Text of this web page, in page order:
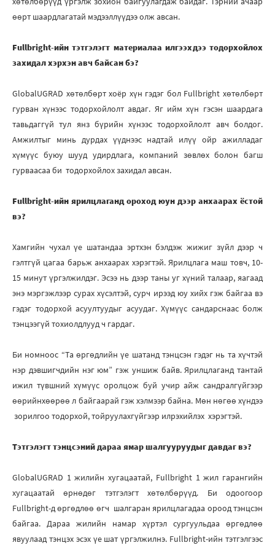
өөрт шаардлагатай мэдээллүүдээ олж авсан.
Fullbright-ийн тэтгэлэгт материалаа илгээхдээ тодорхойлох
захидал хэрхэн авч байсан бэ?
GlobalUGRAD хөтөлбөрт хоёр хүн гэдэг бол Fullbright хөтөлбөрт
гурван хүнээс тодорхойлолт авдаг. Яг ийм хүн гэсэн шаардага
тавьдаггүй тул янз бүрийн хүнээс тодорхойлолт авч болдог.
Амжилтыг минь дурдах үүднээс надтай илүү ойр ажилладаг
хүмүүс буюу шууд удирдлага, компаний зөвлөх болон багш
гурваасаа би тодорхойлох захидал авсан.
Fullbright-ийн ярилцлаганд ороход юун дээр анхаарах ёстой
вэ?
Хамгийн чухал үе шатандаа эртхэн бэлдэж жижиг зүйл дээр ч
гэлтгүй цагаа барьж анхаарах хэрэгтэй. Ярилцлага маш товч, 10-
15 минут үргэлжилдэг. Эсээ нь дээр таны уг хүний талаар, яагаад
энэ мэргэжлээр сурах хүсэлтэй, сурч ирээд юу хийх гэж байгаа вэ
гэдэг тодорхой асуултуудыг асуудаг. Хүмүүс сандарснаас болж
тэнцээгүй тохиолдлууд ч гардаг.
Би номноос “Та өргөдлийн үе шатанд тэнцсэн гэдэг нь та хүчтэй
нэр дэвшигчдийн нэг юм” гэж уншиж байв. Ярилцлаганд тантай
ижил түвшний хүмүүс оролцож буй учир айж сандралгүйгээр
өөрийнхөөрөө л байгаарай гэж хэлмээр байна. Мөн нөгөө хүндээ
зорилгоо тодорхой, тойруулахгүйгээр илрэхийлэх хэрэгтэй.
Тэтгэлэгт тэнцсэний дараа ямар шалгууруудыг давдаг вэ?
GlobalUGRAD 1 жилийн хугацаатай, Fullbright 1 жил гарангийн
хугацаатай өрнөдөг тэтгэлэгт хөтөлбөрүүд. Би одоогоор
Fullbright-д өргөдлөө өгч шалгаран ярилцлагадаа ороод тэнцсэн
байгаа. Дараа жилийн намар хүртэл сургуульдаа өргөдлөө
явуулаад тэнцэх эсэх үе шат үргэлжилнэ. Fullbright-ийн тэтгэлгээс